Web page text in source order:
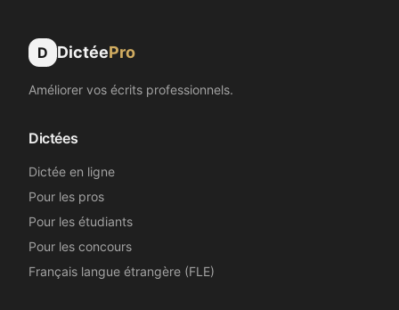
Excellent. Merci et félicitations.
Loïc A.
C'est génial !!
CC
D DictéePro
Améliorer vos écrits professionnels.
Dictées
Dictée en ligne
Pour les pros
Pour les étudiants
Pour les concours
Français langue étrangère (FLE)